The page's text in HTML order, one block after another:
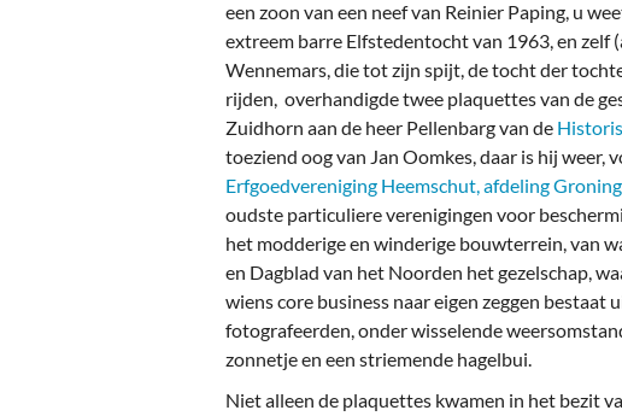
Politieke
Zuidhorners
een zoon van een neef van Reinier Paping, u
extreem barre Elfstedentocht van 1963, en zelf
Wennemars, die tot zijn spijt, de tocht der
rijden, overhandigde twee plaquettes van de
Zuidhorn aan de heer Pellenbarg van de
toeziend oog van Jan Oomkes, daar is hij weer,
Erfgoedvereniging Heemschut, afdeling
oudste particuliere verenigingen voor
het modderige en winderige bouwterrein, van
en Dagblad van het Noorden het gezelschap,
wiens core business naar eigen zeggen bestaat
fotografeerden, onder wisselende
zonnetje en een striemende hagelbui.
Niet alleen de plaquettes kwamen in het bezit